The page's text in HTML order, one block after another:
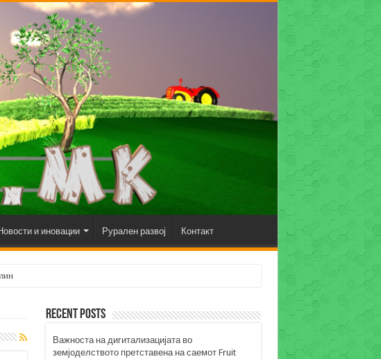
и иновации Рурален развој Контакт
Recent Posts
Важноста на дигитализацијата во
земјоделството претставена на саемот Fruit